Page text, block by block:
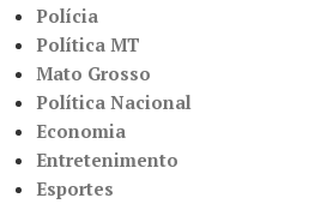
Polícia
Política MT
Mato Grosso
Política Nacional
Economia
Entretenimento
Esportes